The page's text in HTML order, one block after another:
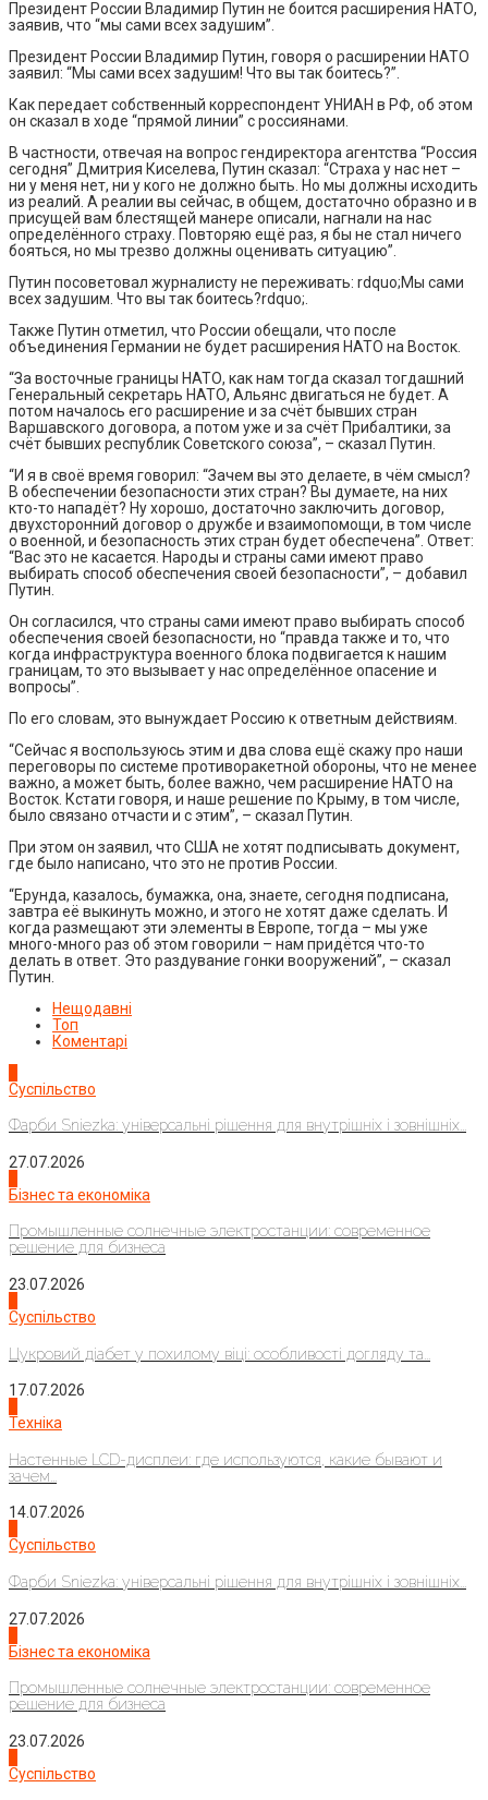
Президент России Владимир Путин не боится расширения НАТО,
заявив, что “мы сами всех задушим”.
Президент России Владимир Путин, говоря о расширении НАТО
заявил: “Мы сами всех задушим! Что вы так боитесь?”.
Как передает собственный корреспондент УНИАН в РФ, об этом
он сказал в ходе “прямой линии” с россиянами.
В частности, отвечая на вопрос гендиректора агентства “Россия
сегодня” Дмитрия Киселева, Путин сказал: “Страха у нас нет –
ни у меня нет, ни у кого не должно быть. Но мы должны исходить
из реалий. А реалии вы сейчас, в общем, достаточно образно и в
присущей вам блестящей манере описали, нагнали на нас
определённого страху. Повторяю ещё раз, я бы не стал ничего
бояться, но мы трезво должны оценивать ситуацию”.
Путин посоветовал журналисту не переживать: rdquo;Мы сами
всех задушим. Что вы так боитесь?rdquo;.
Также Путин отметил, что России обещали, что после
объединения Германии не будет расширения НАТО на Восток.
“За восточные границы НАТО, как нам тогда сказал тогдашний
Генеральный секретарь НАТО, Альянс двигаться не будет. А
потом началось его расширение и за счёт бывших стран
Варшавского договора, а потом уже и за счёт Прибалтики, за
счёт бывших республик Советского союза”, – сказал Путин.
“И я в своё время говорил: “Зачем вы это делаете, в чём смысл?
В обеспечении безопасности этих стран? Вы думаете, на них
кто-то нападёт? Ну хорошо, достаточно заключить договор,
двухсторонний договор о дружбе и взаимопомощи, в том числе
о военной, и безопасность этих стран будет обеспечена”. Ответ:
“Вас это не касается. Народы и страны сами имеют право
выбирать способ обеспечения своей безопасности”, – добавил
Путин.
Он согласился, что страны сами имеют право выбирать способ
обеспечения своей безопасности, но “правда также и то, что
когда инфраструктура военного блока подвигается к нашим
границам, то это вызывает у нас определённое опасение и
вопросы”.
По его словам, это вынуждает Россию к ответным действиям.
“Сейчас я воспользуюсь этим и два слова ещё скажу про наши
переговоры по системе противоракетной обороны, что не менее
важно, а может быть, более важно, чем расширение НАТО на
Восток. Кстати говоря, и наше решение по Крыму, в том числе,
было связано отчасти и с этим”, – сказал Путин.
При этом он заявил, что США не хотят подписывать документ,
где было написано, что это не против России.
“Ерунда, казалось, бумажка, она, знаете, сегодня подписана,
завтра её выкинуть можно, и этого не хотят даже сделать. И
когда размещают эти элементы в Европе, тогда – мы уже
много-много раз об этом говорили – нам придётся что-то
делать в ответ. Это раздувание гонки вооружений”, – сказал
Путин.
Нещодавні
Топ
Коментарі
Суспільство
Фарби Sniezka: універсальні рішення для внутрішніх і зовнішніх...
27.07.2026
Бізнес та економіка
Промышленные солнечные электростанции: современное
решение для бизнеса
23.07.2026
Суспільство
Цукровий діабет у похилому віці: особливості догляду та...
17.07.2026
Техніка
Настенные LCD-дисплеи: где используются, какие бывают и
зачем...
14.07.2026
Суспільство
Фарби Sniezka: універсальні рішення для внутрішніх і зовнішніх...
27.07.2026
Бізнес та економіка
Промышленные солнечные электростанции: современное
решение для бизнеса
23.07.2026
Суспільство